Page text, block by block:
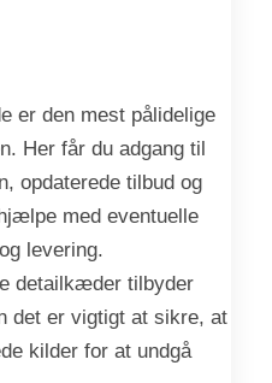
er den mest pålidelige
Her får du adgang til
opdaterede tilbud og
med eventuelle
levering.
detailkæder tilbyder
det er vigtigt at sikre, at
kilder for at undgå